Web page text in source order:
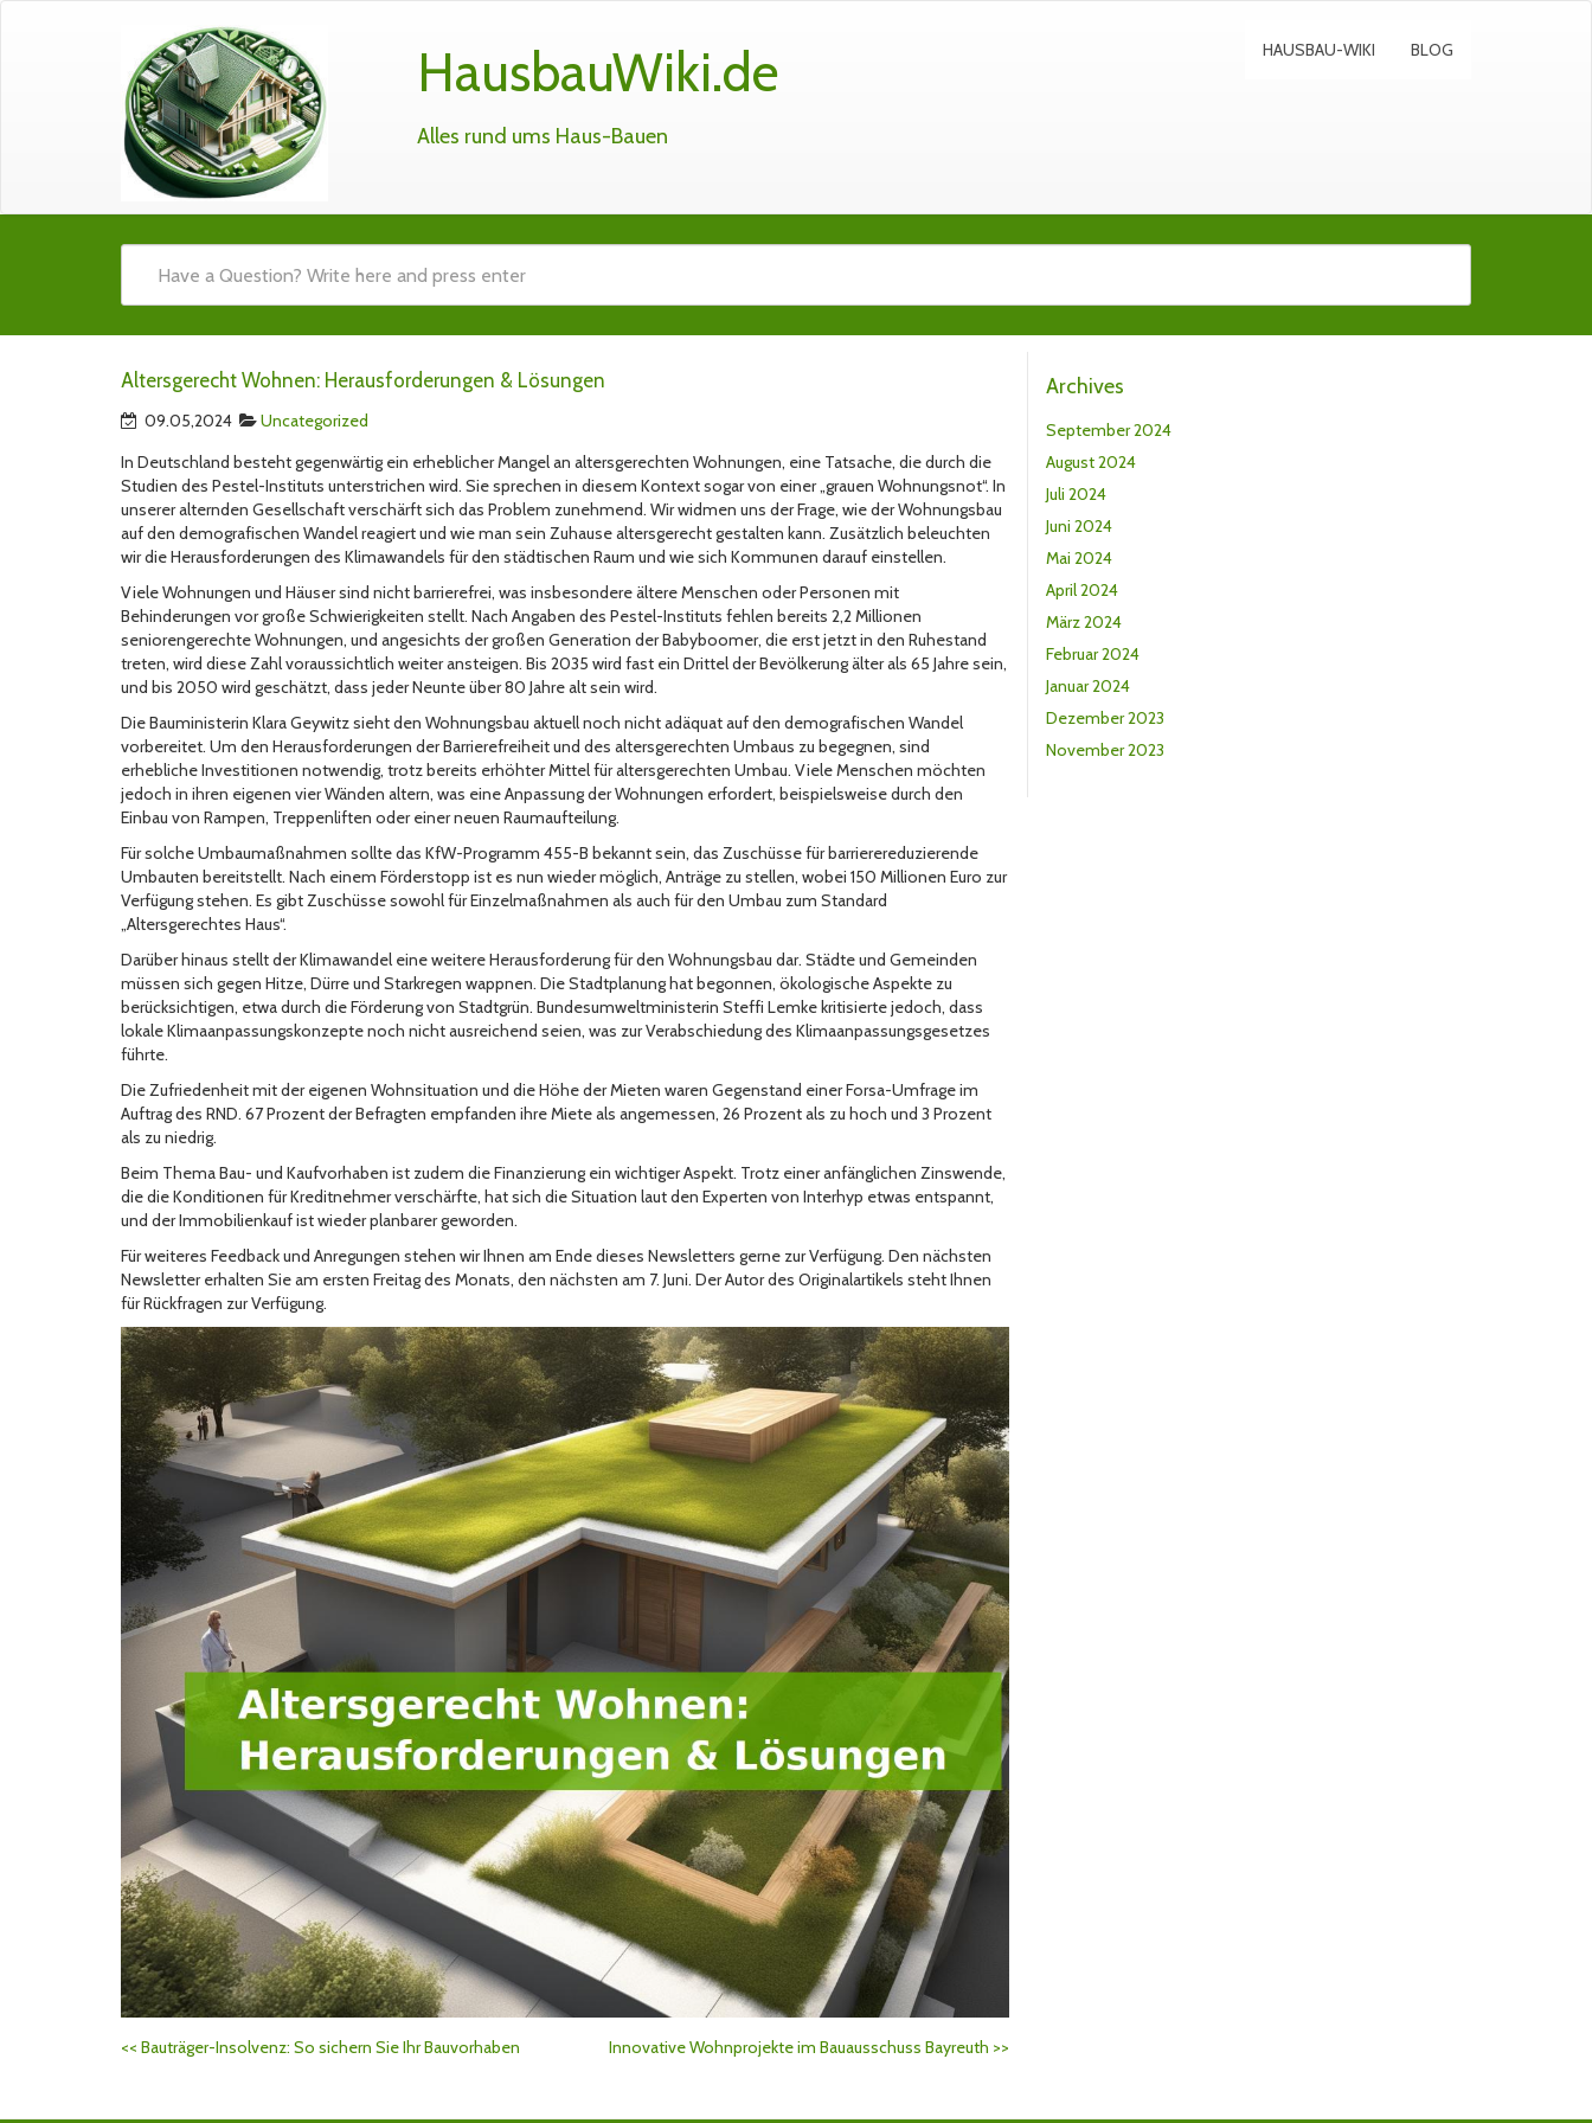
HausbauWiki.de
Alles rund ums Haus-Bauen
HAUSBAU-WIKI BLOG
Altersgerecht Wohnen: Herausforderungen & Lösungen
09.05,2024
Uncategorized
In Deutschland besteht gegenwärtig ein erheblicher Mangel an altersgerechten Wohnungen, eine Tatsache, die durch die
Studien des Pestel-Instituts unterstrichen wird. Sie sprechen in diesem Kontext sogar von einer „grauen Wohnungsnot“. In
unserer alternden Gesellschaft verschärft sich das Problem zunehmend. Wir widmen uns der Frage, wie der Wohnungsbau
auf den demografischen Wandel reagiert und wie man sein Zuhause altersgerecht gestalten kann. Zusätzlich beleuchten
wir die Herausforderungen des Klimawandels für den städtischen Raum und wie sich Kommunen darauf einstellen.
Viele Wohnungen und Häuser sind nicht barrierefrei, was insbesondere ältere Menschen oder Personen mit
Behinderungen vor große Schwierigkeiten stellt. Nach Angaben des Pestel-Instituts fehlen bereits 2,2 Millionen
seniorengerechte Wohnungen, und angesichts der großen Generation der Babyboomer, die erst jetzt in den Ruhestand
treten, wird diese Zahl voraussichtlich weiter ansteigen. Bis 2035 wird fast ein Drittel der Bevölkerung älter als 65 Jahre sein,
und bis 2050 wird geschätzt, dass jeder Neunte über 80 Jahre alt sein wird.
Die Bauministerin Klara Geywitz sieht den Wohnungsbau aktuell noch nicht adäquat auf den demografischen Wandel
vorbereitet. Um den Herausforderungen der Barrierefreiheit und des altersgerechten Umbaus zu begegnen, sind
erhebliche Investitionen notwendig, trotz bereits erhöhter Mittel für altersgerechten Umbau. Viele Menschen möchten
jedoch in ihren eigenen vier Wänden altern, was eine Anpassung der Wohnungen erfordert, beispielsweise durch den
Einbau von Rampen, Treppenliften oder einer neuen Raumaufteilung.
Für solche Umbaumaßnahmen sollte das KfW-Programm 455-B bekannt sein, das Zuschüsse für barrierereduzierende
Umbauten bereitstellt. Nach einem Förderstopp ist es nun wieder möglich, Anträge zu stellen, wobei 150 Millionen Euro zur
Verfügung stehen. Es gibt Zuschüsse sowohl für Einzelmaßnahmen als auch für den Umbau zum Standard
„Altersgerechtes Haus“.
Darüber hinaus stellt der Klimawandel eine weitere Herausforderung für den Wohnungsbau dar. Städte und Gemeinden
müssen sich gegen Hitze, Dürre und Starkregen wappnen. Die Stadtplanung hat begonnen, ökologische Aspekte zu
berücksichtigen, etwa durch die Förderung von Stadtgrün. Bundesumweltministerin Steffi Lemke kritisierte jedoch, dass
lokale Klimaanpassungskonzepte noch nicht ausreichend seien, was zur Verabschiedung des Klimaanpassungsgesetzes
führte.
Die Zufriedenheit mit der eigenen Wohnsituation und die Höhe der Mieten waren Gegenstand einer Forsa-Umfrage im
Auftrag des RND. 67 Prozent der Befragten empfanden ihre Miete als angemessen, 26 Prozent als zu hoch und 3 Prozent
als zu niedrig.
Beim Thema Bau- und Kaufvorhaben ist zudem die Finanzierung ein wichtiger Aspekt. Trotz einer anfänglichen Zinswende,
die die Konditionen für Kreditnehmer verschärfte, hat sich die Situation laut den Experten von Interhyp etwas entspannt,
und der Immobilienkauf ist wieder planbarer geworden.
Für weiteres Feedback und Anregungen stehen wir Ihnen am Ende dieses Newsletters gerne zur Verfügung. Den nächsten
Newsletter erhalten Sie am ersten Freitag des Monats, den nächsten am 7. Juni. Der Autor des Originalartikels steht Ihnen
für Rückfragen zur Verfügung.
<< Bauträger-Insolvenz: So sichern Sie Ihr Bauvorhaben Innovative Wohnprojekte im Bauausschuss Bayreuth >>
Archives
September 2024
August 2024
Juli 2024
Juni 2024
Mai 2024
April 2024
März 2024
Februar 2024
Januar 2024
Dezember 2023
November 2023